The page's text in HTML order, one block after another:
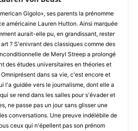
Gigolo», ses parents la prénomme
américaine Lauren Hutton. Ainsi marquée
aurait-elle pu, en grandissant, rester
? S'enivrant des classiques comme des
de Meryl Streep a prolongé
des études universitaires en théories et
dans sa vie, c'est encore et
l'a guidée vers le journalisme, dont elle a
se rend dans les salles pour s'évader et
ne passe pas un jour sans glisser une
conversations. Une preuve indélébile de
ceux qui n'épellent pas son prénom